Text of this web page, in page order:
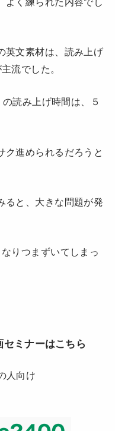
英文素材は、読み上げ
流でした。
読み上げ時間は、５
ク進められるだろうと
ると、大きな問題が発
りつまずいてしまっ
ミナーはこちら
人向け